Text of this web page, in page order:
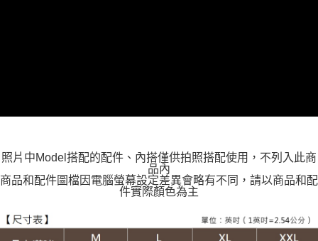
貨到付款
每筆NT$120
照片中Model搭配的配件、內搭僅供拍照搭配使用，不列入此商
品內
商品和配件圖檔因電腦螢幕設定差異會略有不同，請以商品和配
件實際顏色為主